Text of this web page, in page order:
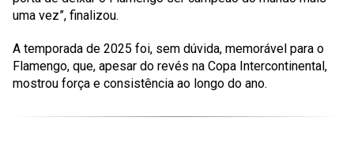
uma vez”, finalizou.
A temporada de 2025 foi, sem dúvida, memorável para o
Flamengo, que, apesar do revés na Copa Intercontinental,
mostrou força e consistência ao longo do ano.